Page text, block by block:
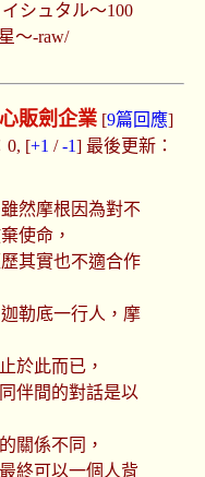
シュタル～100
～-raw/
販劍企業[9篇回應]
0, [+1 /-1] 最後更新：
然摩根因為對不
使命，
其實也不適合作
勒底一行人，摩
於此而已，
伴間的對話是以
關係不同，
終可以一個人背